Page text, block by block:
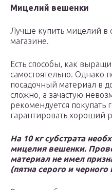
Мицелий вешенки
Лучше купить мицелий в
магазине.
Есть способы, как
самостоятельно. Однако
посадочный материал в
сложно, а зачастую
рекомендуется
гарантировать хороший
На 10 кг субстрата
мицелия вешенки.
материал не имел
(пятна серого и